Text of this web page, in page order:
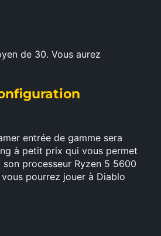
de 30. Vous aurez
entrée de gamme sera
à petit prix qui vous permet
processeur Ryzen 5 5600
pourrez jouer à Diablo